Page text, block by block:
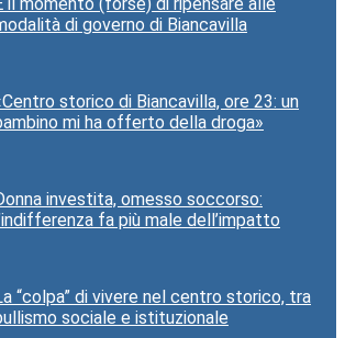
il momento (forse) di ripensare alle
di governo di Biancavilla
storico di Biancavilla, ore 23: un
mi ha offerto della droga»
investita, omesso soccorso:
fa più male dell’impatto
“colpa” di vivere nel centro storico, tra
sociale e istituzionale